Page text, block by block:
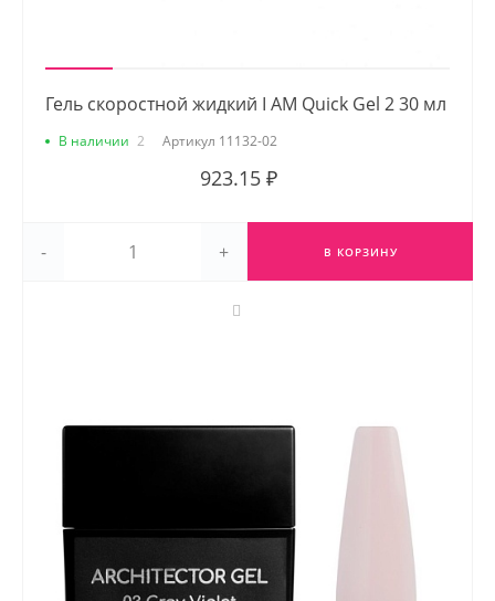
Гель скоростной жидкий I AM Quick Gel 2 30 мл
В наличии 2 Артикул 11132-02
923.15 ₽
- + В КОРЗИНУ